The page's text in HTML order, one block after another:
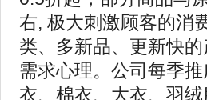
右, 极大刺激顾客的消
类、多新品、更新快
需求心理。公司每季
衣、棉衣、大衣、羽